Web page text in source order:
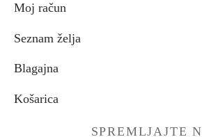
Moj račun
Seznam želja
Blagajna
Košarica
SPREMLJAJTE